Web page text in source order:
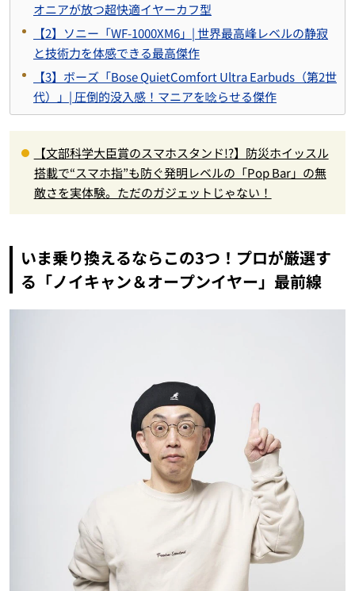
オニアが放つ超快適イヤーカフ型
【2】ソニー「WF-1000XM6」| 世界最高峰レベルの静寂
と技術力を体感できる最高傑作
【3】ボーズ「Bose QuietComfort Ultra Earbuds（第2世
代）」| 圧倒的没入感！マニアを唸らせる傑作
【文部科学大臣賞のスマホスタンド!?】防災ホイッスル
搭載で“スマホ指”も防ぐ発明レベルの「Pop Bar」の無
敵さを実体験。ただのガジェットじゃない！
いま乗り換えるならこの3つ！プロが厳選す
る「ノイキャン＆オープンイヤー」最前線